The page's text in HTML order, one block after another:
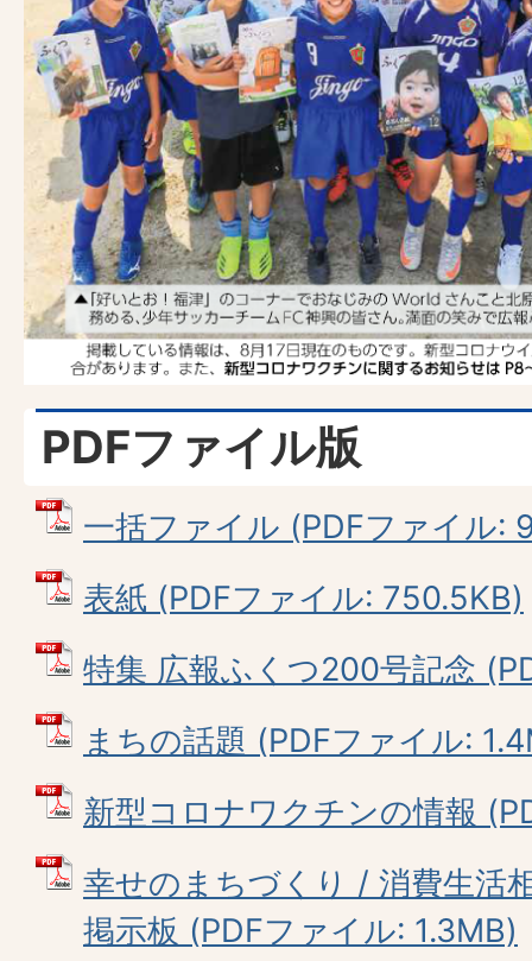
PDFファイル版
一括ファイル (PDFファイル:
表紙 (PDFファイル: 750.5KB)
特集 広報ふくつ200号記念
まちの話題 (PDFファイル:
新型コロナワクチンの情報
幸せのまちづくり / 消費生活
掲示板 (PDFファイル: 1.3MB)